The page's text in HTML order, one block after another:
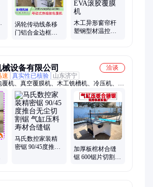
门涂胶机、自动化淋胶机、平贴机、大板平贴
贴面机、冷压机
涡轮传动线条移
门铝合金边框包
木工异形窗帘杆
塑钢型材温控包
设备有限公司
洽谈
速 真实性已核验
山东济宁
覆机、真空覆膜机、木工铣槽机、冷压机、涂
马氏数控家装精
密锯 90/45度推台
加厚板棺材合缝
锯 600锯片切割立